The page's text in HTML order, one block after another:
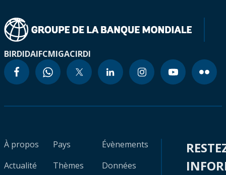
BIRDIDAIFCMIGACIRDI
À propos
Actualité
Pays
Thèmes
Évènements
Données